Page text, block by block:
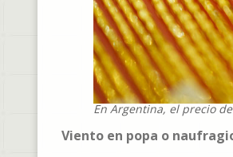
En Argentina, el precio
Viento en popa o